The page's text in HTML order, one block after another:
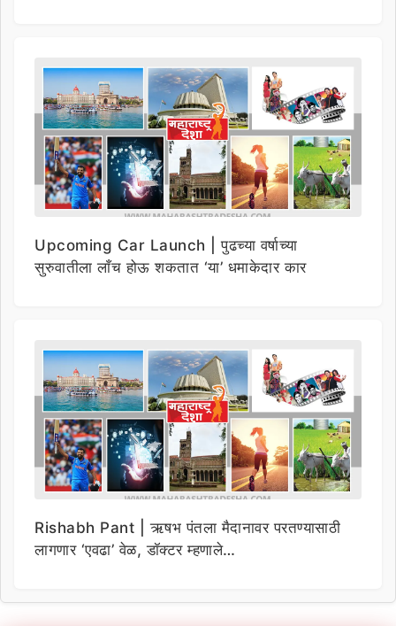
Upcoming Car Launch | पुढच्या वर्षाच्या
सुरुवातीला लाँच होऊ शकतात ‘या’ धमाकेदार कार
Rishabh Pant | ऋषभ पंतला मैदानावर परतण्यासाठी
लागणार ‘एवढा’ वेळ, डॉक्टर म्हणाले…